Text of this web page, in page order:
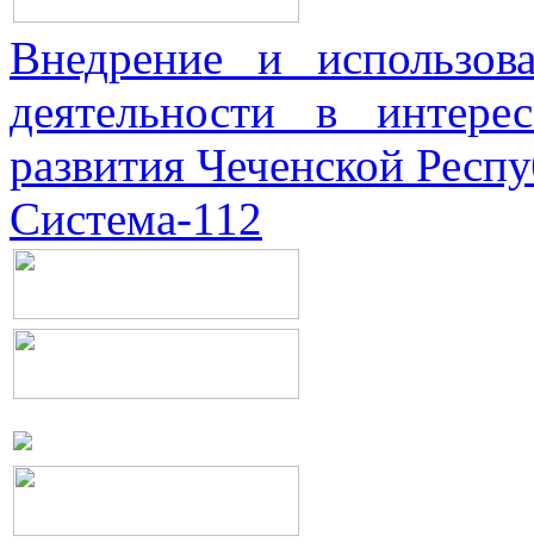
Внедрение и
деятельности в
развития Чеченской
Система-112